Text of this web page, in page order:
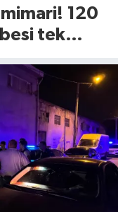
120
tek